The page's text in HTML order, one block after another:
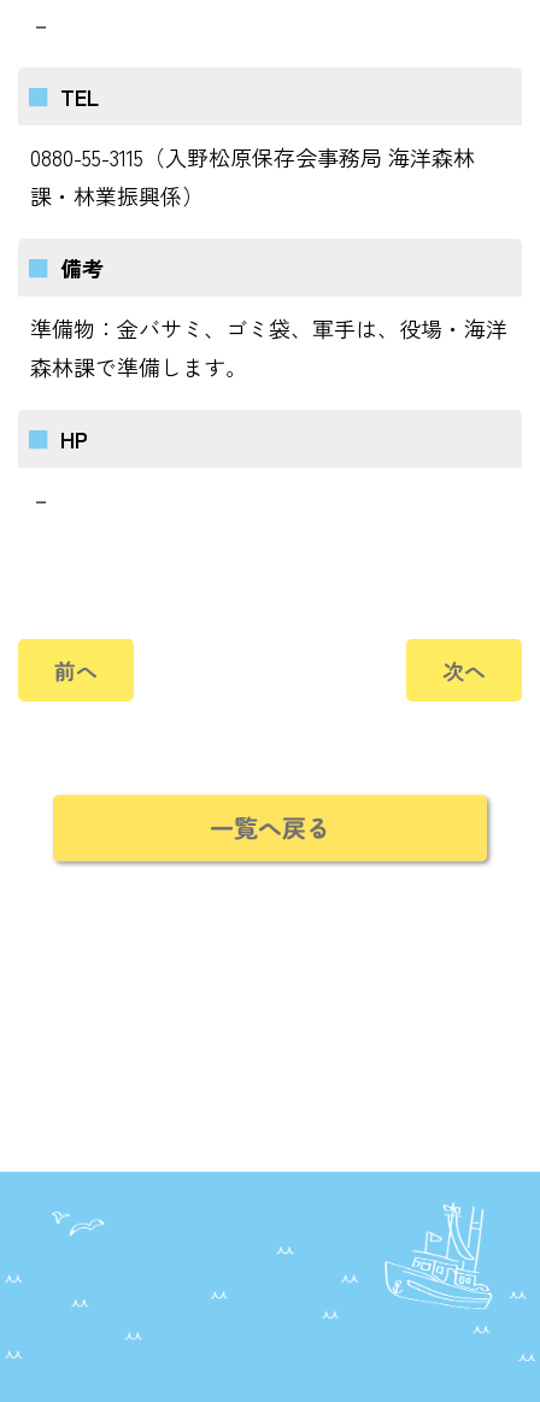
－
TEL
0880-55-3115（入野松原保存会事務局 海洋森林
課・林業振興係）
備考
準備物：金バサミ、ゴミ袋、軍手は、役場・海洋
森林課で準備します。
HP
－
前へ 次へ